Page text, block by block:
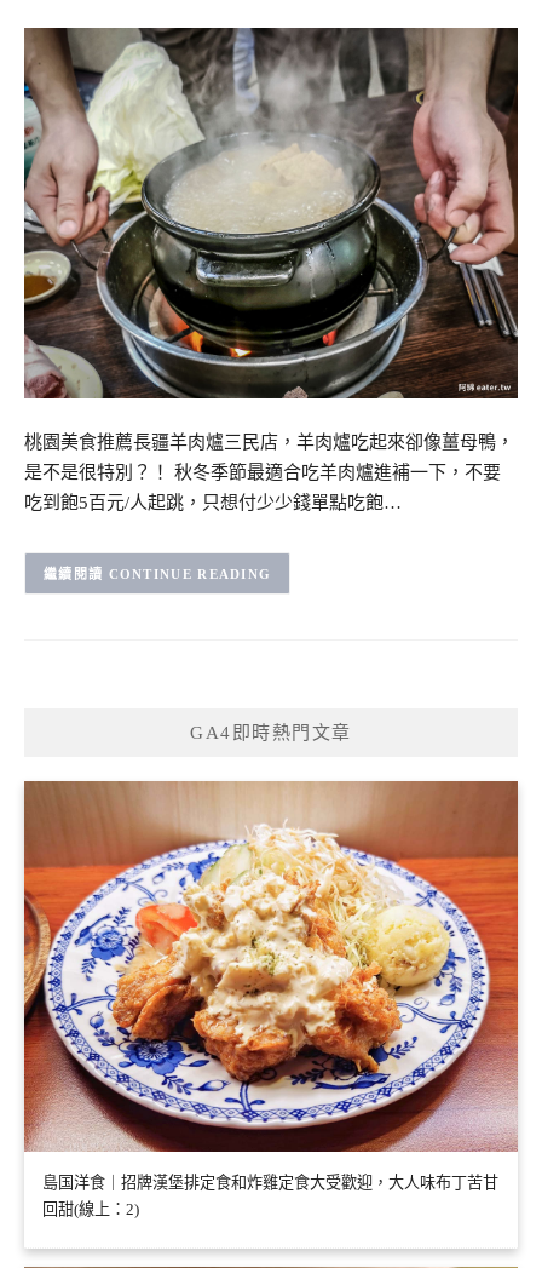
桃園美食推薦長疆羊肉爐三民店，羊肉爐吃起來卻像薑母鴨，
是不是很特別？！ 秋冬季節最適合吃羊肉爐進補一下，不要
吃到飽5百元/人起跳，只想付少少錢單點吃飽…
CONTINUE READING
GA4即時熱門文章
島国洋食｜招牌漢堡排定食和炸雞定食大受歡迎，大人味布丁苦甘
回甜(線上：2)